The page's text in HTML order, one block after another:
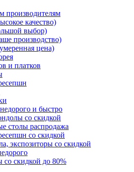
производителям
качество)
выбор)
производство)
цена)
и платков
и быстро
со скидкой
столы распродажа
со скидкой
экспозиторы со скидкой
со скидкой до 80%